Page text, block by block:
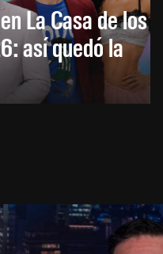
La Casa de los
así quedó la